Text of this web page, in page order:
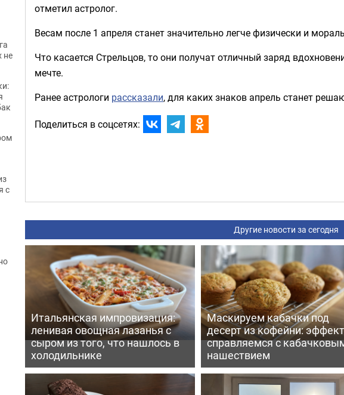
отметил астролог.
Весам после 1 апреля станет значительно легче физически и
Что касается Стрельцов, то они получат отличный заряд
мечте.
Ранее астрологи рассказали, для каких знаков апрель станет
Поделиться в соцсетях:
Другие новости за сегодня
Итальянская импровизация:
ленивая овощная лазанья с
сыром из того, что нашлось в
холодильнике
Маскируем кабачки под
десерт из кофейни:
справляемся с
нашествием
не
с